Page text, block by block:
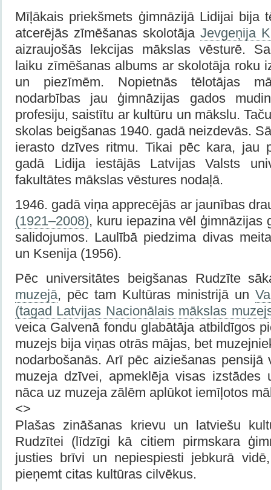
Mīļākais priekšmets ģimnāzijā Lidijai bija
atcerējās zīmēšanas skolotāja Jevgeņija
aizraujošās lekcijas mākslas vēsturē.
laiku zīmēšanas albums ar skolotāja roku
un piezīmēm. Nopietnās tēlotājas
nodarbības jau ģimnāzijas gados
profesiju, saistītu ar kultūru un mākslu.
skolas beigšanas 1940. gadā neizdevās.
ierasto dzīves ritmu. Tikai pēc kara, jau
gadā Lidija iestājās Latvijas Valsts
fakultātes mākslas vēstures nodaļā.
1946. gadā viņa apprecējās ar jaunības
(1921–2008), kuru iepazina vēl ģimnāzijas
salidojumos. Laulībā piedzima divas
un Ksenija (1956).
Pēc universitātes beigšanas Rudzīte
muzejā, pēc tam Kultūras ministrijā un
(tagad Latvijas Nacionālais mākslas
veica Galvenā fondu glabātāja atbildīgos
muzejs bija viņas otrās mājas, bet
nodarbošanās. Arī pēc aiziešanas pensijā
muzeja dzīvei, apmeklēja visas izstādes
nāca uz muzeja zālēm aplūkot iemīļotos
<>
Plašas zināšanas krievu un latviešu
Rudzītei (līdzīgi kā citiem pirmskara
justies brīvi un nepiespiesti jebkurā
pieņemt citas kultūras cilvēkus.